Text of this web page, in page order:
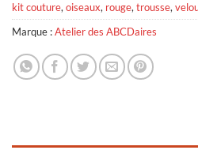
kit couture, oiseaux, rouge, trousse,
Marque :Atelier des ABCDaires